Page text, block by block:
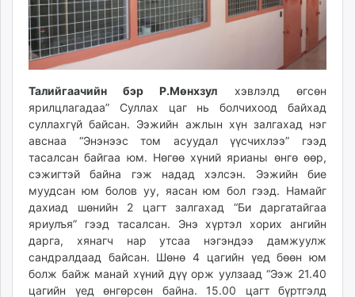
mminfo.mn
ugluu.mn
urlag.mn
unen.mn
asu.mn
shudarga.mn
shuurhai.mn
unuudur.mn
mglradio.com
fact.mn
itoim.mn
tumen.mn
shuum.mn
times.mn
Талийгаачийн бэр Р.Мөнхзул хэвлэлд өгсөн
ярилцлагадаа” Суллах цаг нь болчихоод байхад
суллахгүй байсан. Ээжийн ажлын хүн залгахад нэг
авснаа “Энэнээс том асуудал үүсчихлээ” гээд
тасалсан байгаа юм. Нөгөө хүний ярианы өнгө өөр,
сэжигтэй байна гэж надад хэлсэн. Ээжийн бие
муудсан юм болов уу, яасан юм бол гээд. Намайг
дахиад шөнийн 2 цагт залгахад “Би даргатайгаа
яриулъя” гээд тасалсан. Энэ хүртэл хорих ангийн
дарга, хянагч нар утсаа нэгэндээ дамжуулж
сандралдаад байсан. Шөнө 4 цагийн үед бөөн юм
болж байж манай хүний дүү орж уулзаад “Ээж 21.40
цагийн үед өнгөрсөн байна. 15.00 цагт бүртгэлд